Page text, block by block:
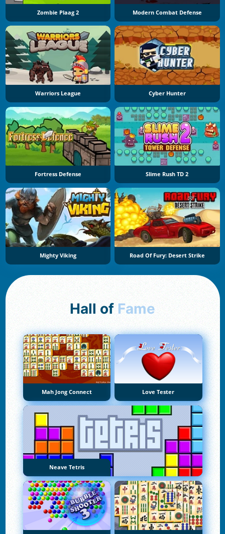
Zombie Plaag 2 Modern Combat Defense
Warriors League Cyber Hunter
Fortress Defense Slime Rush TD 2
Mighty Viking Road Of Fury: Desert Strike
Hall of Fame
Mah Jong Connect Love Tester
Neave Tetris